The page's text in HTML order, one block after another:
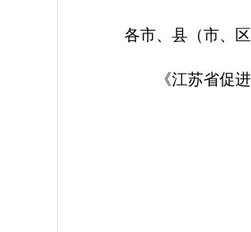
各市、县（市、
《江苏省促